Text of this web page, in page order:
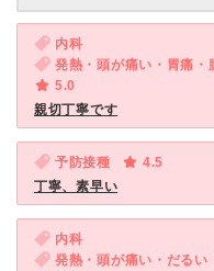
内科
5.0
親切丁寧です
予防接種
4.5
丁寧、素早い
内科